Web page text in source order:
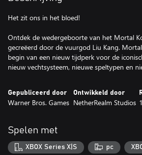
Het zit ons in het bloed!
Ontdek de wedergeboorte van het Mortal
gecreëerd door de vuurgod Liu Kang.
begin van een nieuw tijdperk voor de
nieuw vechtsysteem, nieuwe speltypen en
Gepubliceerd door
Warner Bros. Games
Ontwikkeld door
NetherRealm Studios
Spelen met
XBOX Series X|S pc